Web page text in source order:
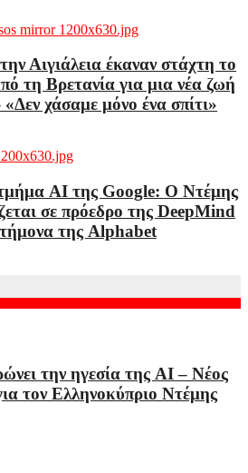
Αιγιάλεια έκαναν στάχτη το
τη Βρετανία για μια νέα ζωή
χάσαμε μόνο ένα σπίτι»
AI της Google: Ο Ντέμης
σε πρόεδρο της DeepMind
της Alphabet
την ηγεσία της AI – Νέος
τον Ελληνοκύπριο Ντέμης